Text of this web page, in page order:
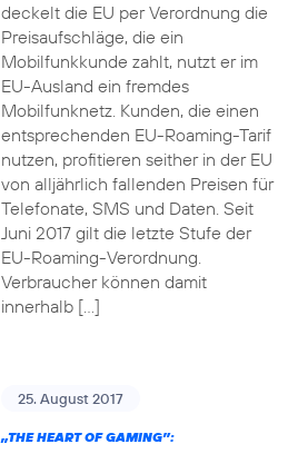
deckelt die EU per Verordnung die
Preisaufschläge, die ein
Mobilfunkkunde zahlt, nutzt er im
EU-Ausland ein fremdes
Mobilfunknetz. Kunden, die einen
entsprechenden EU-Roaming-Tarif
nutzen, profitieren seither in der EU
von alljährlich fallenden Preisen für
Telefonate, SMS und Daten. Seit
Juni 2017 gilt die letzte Stufe der
EU-Roaming-Verordnung.
Verbraucher können damit
innerhalb […]
25. August 2017
„THE HEART OF GAMING”: